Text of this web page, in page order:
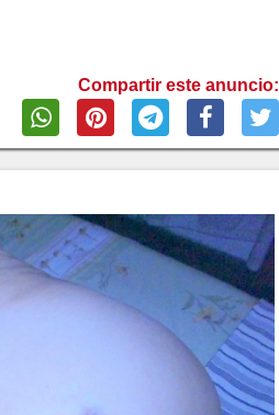
Compartir este anuncio: